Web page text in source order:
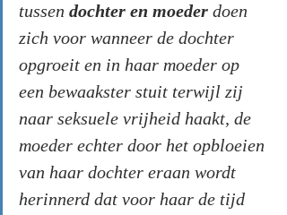
tussen dochter en moeder doen
zich voor wanneer de dochter
opgroeit en in haar moeder op
een bewaakster stuit terwijl zij
naar seksuele vrijheid haakt, de
moeder echter door het opbloeien
van haar dochter eraan wordt
herinnerd dat voor haar de tijd